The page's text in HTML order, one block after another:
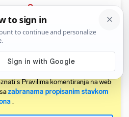
PRIJAVA
Relevantni
komentirati članke obvezan je
s Pravilima komentiranja na web
zabranama propisanim stavkom
.